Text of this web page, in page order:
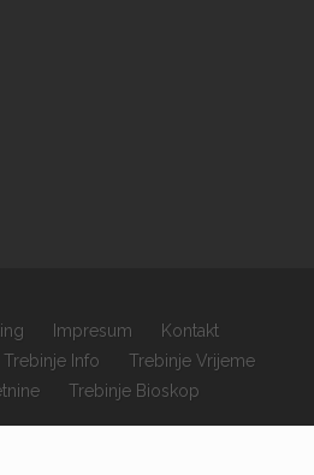
×
Impresum
Kontakt
Trebinje Info
Trebinje Vrijeme
Trebinje Bioskop